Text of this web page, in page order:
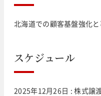
北海道での顧客基盤強化と
スケジュール
2025年12月26日 : 株式譲